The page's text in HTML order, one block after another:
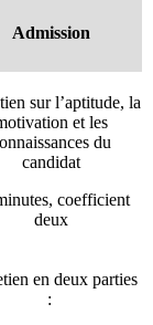
Admission
sur l’aptitude, la
et les
du
candidat
coefficient
deux
en deux parties
: